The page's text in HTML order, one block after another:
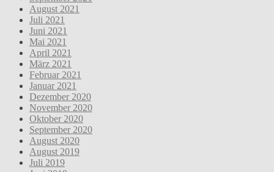
August 2021
Juli 2021
Juni 2021
Mai 2021
April 2021
März 2021
Februar 2021
Januar 2021
Dezember 2020
November 2020
Oktober 2020
September 2020
August 2020
August 2019
Juli 2019